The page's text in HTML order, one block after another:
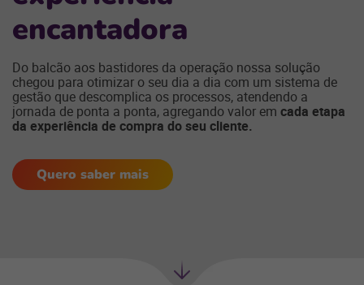
encantadora
Do balcão aos bastidores da operação nossa solução
chegou para otimizar o seu dia a dia com um sistema de
gestão que descomplica os processos, atendendo a
jornada de ponta a ponta, agregando valor em cada etapa
da experiência de compra do seu cliente.
Quero saber mais